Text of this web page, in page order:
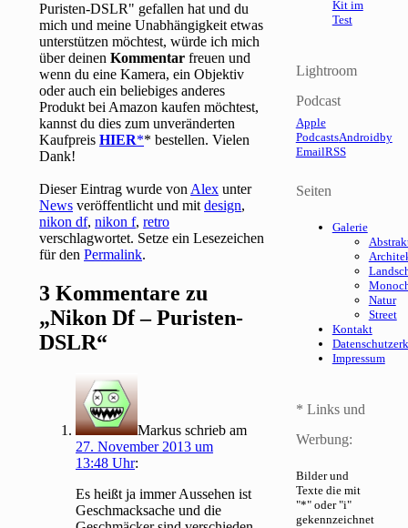
Puristen-DSLR" gefallen hat und du
mich und meine Unabhängigkeit etwas
unterstützen möchtest, würde ich mich
über deinenKommentar freuen und
wenn du eine Kamera, ein Objektiv
oder auch ein beliebiges anderes
Produkt bei Amazon kaufen möchtest,
kannst du dies zum unveränderten
KaufpreisHIER * bestellen. Vielen
Dank!
Dieser Eintrag wurde von Alex unter
News veröffentlicht und mitdesign,
nikon df,nikon f,retro
verschlagwortet. Setze ein Lesezeichen
für denPermalink.
3 Kommentare zu
„Nikon Df – Puristen-
DSLR“
Markus schrieb am
27. November 2013 um
13:48 Uhr:
Es heißt ja immer Aussehen ist
Geschmacksache und die
Kit im
Test
Lightroom
Podcast
Apple
PodcastsAndroidby
EmailRSS
Seiten
Galerie
Natur
Street
Kontakt
Impressum
* Links und
Werbung:
Bilder und
Texte die mit
"*" oder "i"
gekennzeichnet